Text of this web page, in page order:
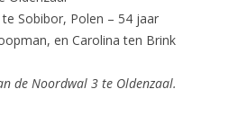
Sobibor, Polen – 54 jaar
en Carolina ten Brink
de Noordwal 3 te Oldenzaal.